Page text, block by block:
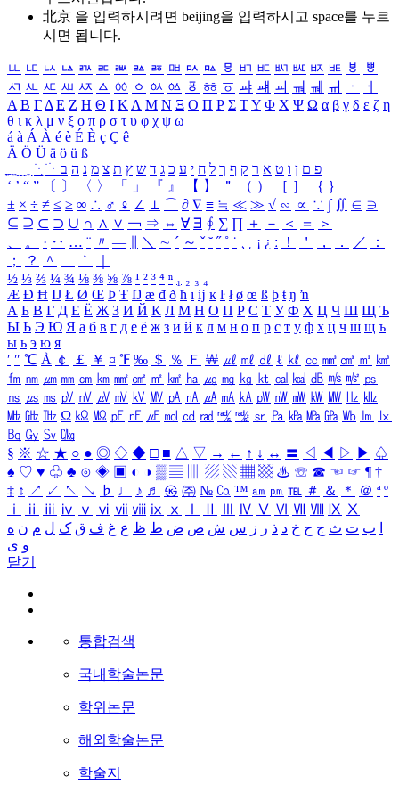
北京 을 입력하시려면 beijing을 입력하시고 space를 누르
시면 됩니다.
ㅥ ㅦ ㅧ ㅨ ㅩ ㅪ ㅫ ㅬ ㅭ ㅮ ㅯ ㅰ ㅱ ㅲ ㅳ ㅴ ㅵ ㅶ ㅷ ㅸ
ㅹ
ㅺ ㅻ ㅼ ㅽ ㅾ ㅿ ㆀ ㆁ ㆂ ㆃ ㆄ ㆅ ㆆ ㆇ ㆈ ㆉ ㆊ ㆋ ㆌ ㆍ
ㆎ
Α Β ΓΔ Ε Ζ Η Θ Ι ΚΛ Μ Ν Ξ Ο Π Ρ Σ ΤΥ Φ Χ Ψ Ω α β γ δ ε ζ η
θ ι κ λ μ ν ξ ο π ρ σ τ υ φ χ ψ ω
á à Á À é è É È ç Ç ê
Ä Ö Ü ä ö ü ß
ִֶֹ ֻּ ׁׂ פ ם ן ו ט א ר ק ף ך ל ח י ע כ ג ד ש ץ ת צ מ נ ה ב
‘ ’ “ ” 〔 〕 〈 〉 「 」 『 』 【 】 ＂ （ ） ［ ］ ｛ ｝
± × ÷ ≠ ≤ ≥ ∞ ∴ ♂ ♀ ∠ ⊥ ⌒ ∂ ∇ ≡ ≒ ≪ ≫ √ ∽ ∝ ∵ ∫ ∬ ∈ ∋
⊆ ⊇ ⊂ ⊃ ∪ ∩ ∧ ∨ ￢ ⇒ ⇔ ∀ ∃ ∮ ∑ ∏ ＋ － ＜ ＝
＞
、
。 · ‥ … ¨ 〃 ― ＼ ∼ ´ ～ ˇ ˘ ˝ ˚ ˙ ¸ ¡ ¿ ː ！ ＇ ， ． ／
：
；
？ ＾ ｀
½ ⅓ ⅔ ¼ ¾ ⅛ ⅜ ⅝ ⅞ ¹ ² ³ ⁴ ⁿ ₁ ₂ ₃ ₄
Æ Ð Ħ Ĳ Ł Ø Œ Þ Ŧ Ŋ æ đ ð ħ ı ĳ ĸ ŀ ł ø œ ß þ ŧ ŋ ŉ
А Б В Г Д Е Ё Ж З И Й К Л М Н О П Р С Т У Ф Х Ц Ч Ш Щ Ъ
Ы Ь Э Ю Я а б в г д е ё ж з и й к л м н о п р с т у ф х ц ч ш щ ъ
ы ь э ю я
′ ″ ℃ Å ￠ ￡ ￥ ¤ ℉ ‰ ＄ ％ Ｆ ￦ ㎕ ㎖ ㎗ ℓ ㎘ ㏄ ㎣ ㎤ ㎥ ㎦
㎙ ㎚ ㎛ ㎜ ㎝ ㎞ ㎟ ㎠ ㎡ ㎢ ㏊ ㎍ ㎎ ㎏ ㏏ ㎈ ㎉ ㏈ ㎧ ㎨ ㎰
㎱ ㎲ ㎳ ㎴ ㎵ ㎶ ㎷ ㎸ ㎹ ㎀ ㎁ ㎂ ㎃ ㎄ ㎺ ㎻ ㎽ ㎾ ㎿ ㎐ ㎑
㎒ ㎓ ㎔ Ω ㏀ ㏁ ㎊ ㎋ ㎌ ㏖ ㏅ ㎭ ㎮ ㎯ ㏛ ㎩ ㎪ ㎫ ㎬ ㏝ ㏐
㏓
㏃ ㏉ ㏜ ㏆
§ ※ ☆ ★ ○ ● ◎ ◇ ◆ □ ■ △ ▽ → ← ↑ ↓ ↔ 〓 ◁ ◀ ▷ ▶ ♤
♠ ♡ ♥ ♧ ♣ ⊙ ◈ ▣ ◐ ◑ ▒ ▤ ▨ ▧ ▦ ▩ ♨ ☏ ☎ ☜ ☞ ¶ †
‡ ↕ ↗ ↙ ↖ ↘ ♭ ♩ ♪ ♬ ㉿ ㈜ № ㏇ ™ ㏂ ㏘ ℡ ＃ ＆ ＊ ＠ ª º
ⅰ
ⅱ ⅲ ⅳ ⅴ ⅵ ⅶ ⅷ ⅸ ⅹ Ⅳ Ⅴ Ⅵ Ⅶ Ⅷ Ⅸ Ⅹ
ب ت ث ج ح خ د ذ ر ز س ش ص ض ط ظ ع غ ف ق ک ل م ن ه
و ی
닫기
통합검색
국내학술논문
학위논문
해외학술논문
학술지